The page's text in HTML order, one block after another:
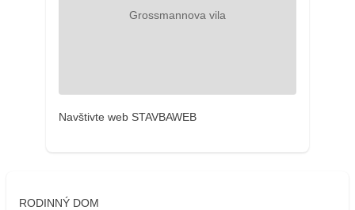
Navštivte web STAVBAWEB
RODINNÝ DOM